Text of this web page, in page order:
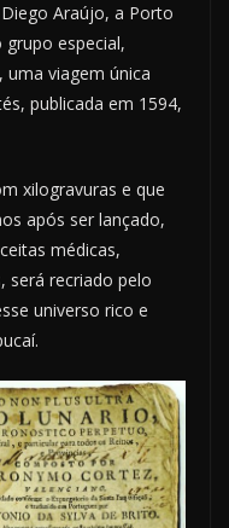
Araújo, a Porto
especial,
uma viagem única
publicada em 1594,
xilogravuras e que
após ser lançado,
médicas,
será recriado pelo
universo rico e